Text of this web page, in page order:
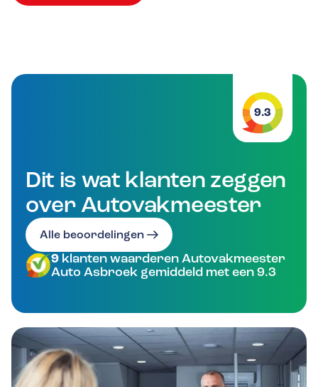
9.3
Dit is wat klanten zeggen
over Autovakmeester
Alle beoordelingen
9 klanten waarderen Autovakmeester
Auto Asbroek gemiddeld met een 9.3